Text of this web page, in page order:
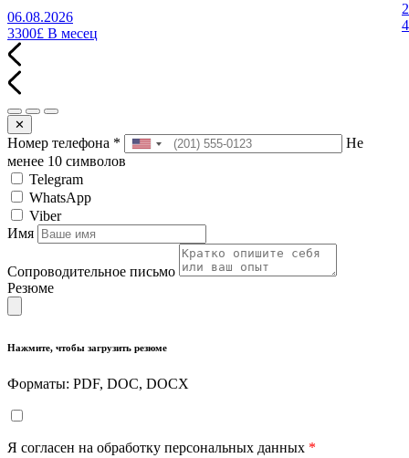
06.08.2026
3300£ В месец
✕
Номер телефона *
Не
менее 10 символов
Telegram
WhatsApp
Viber
Имя
Сопроводительное письмо
Резюме
Нажмите, чтобы загрузить резюме
Форматы: PDF, DOC, DOCX
Я согласен на обработку персональных данных *